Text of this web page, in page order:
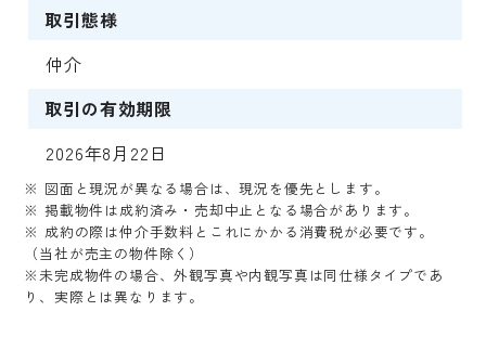
取引態様
仲介
取引の有効期限
2026年8月22日
※ 図面と現況が異なる場合は、現況を優先とします。
※ 掲載物件は成約済み・売却中止となる場合があります。
※ 成約の際は仲介手数料とこれにかかる消費税が必要です。
（当社が売主の物件除く）
※未完成物件の場合、外観写真や内観写真は同仕様タイプであ
り、実際とは異なります。